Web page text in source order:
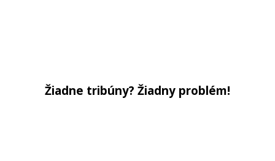
Žiadne tribúny? Žiadny problém!